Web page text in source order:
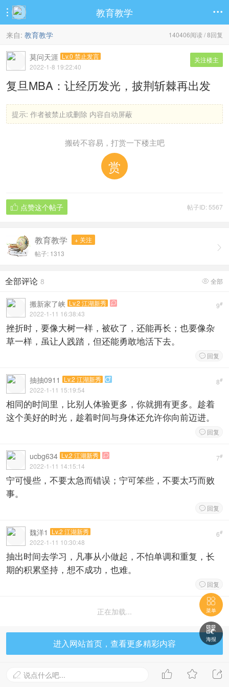
 教育教学 
140406阅读 / 8回复
来自: 教育教学
关注楼主
莫问天涯 Lv.0 禁止发言
2022-1-8 19:22:40
复旦MBA：让经历发光，披荆斩棘再出发
提示: 作者被禁止或删除 内容自动屏蔽
搬砖不容易，打赏一下楼主吧
赏
帖子ID: 5567
 点赞这个帖子

教育教学
+ 关注
帖子: 1313
 全部
全部评论 8
9#
搬新家了峡 Lv.2 江湖新秀 
2022-1-11 16:38:43
挫折时，要像大树一样，被砍了，还能再长；也要像杂
草一样，虽让人践踏，但还能勇敢地活下去。
 回复
8#
抽抽0911 Lv.2 江湖新秀 
2022-1-11 15:19:54
相同的时间里，比别人体验更多，你就拥有更多。趁着
这个美好的时光，趁着时间与身体还允许你向前迈进。
 回复
7#
ucbg634 Lv.2 江湖新秀 
2022-1-11 14:15:14
宁可慢些，不要太急而错误；宁可笨些，不要太巧而败
事。
 回复
6#
魏洋1
Lv.2 江湖新秀
2022-1-11 10:30:48
抽出时间去学习，凡事从小做起，不怕单调和重复，长
期的积累坚持，想不成功，也难。
 回复
正在加载...
进入网站首页，查看更多精彩内容

菜单

海报



 说点什么吧...